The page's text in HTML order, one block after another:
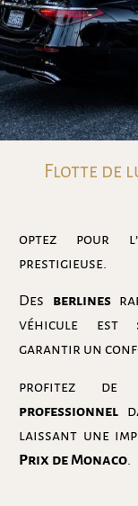
Flotte de
optez pour
prestigieuse.
Des berlines
véhicule est
garantir un
profitez de
professionnel
laissant une
Prix de Monaco